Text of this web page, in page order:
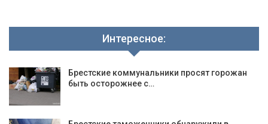
Интересное:
Брестские коммунальники просят горожан
быть осторожнее с…